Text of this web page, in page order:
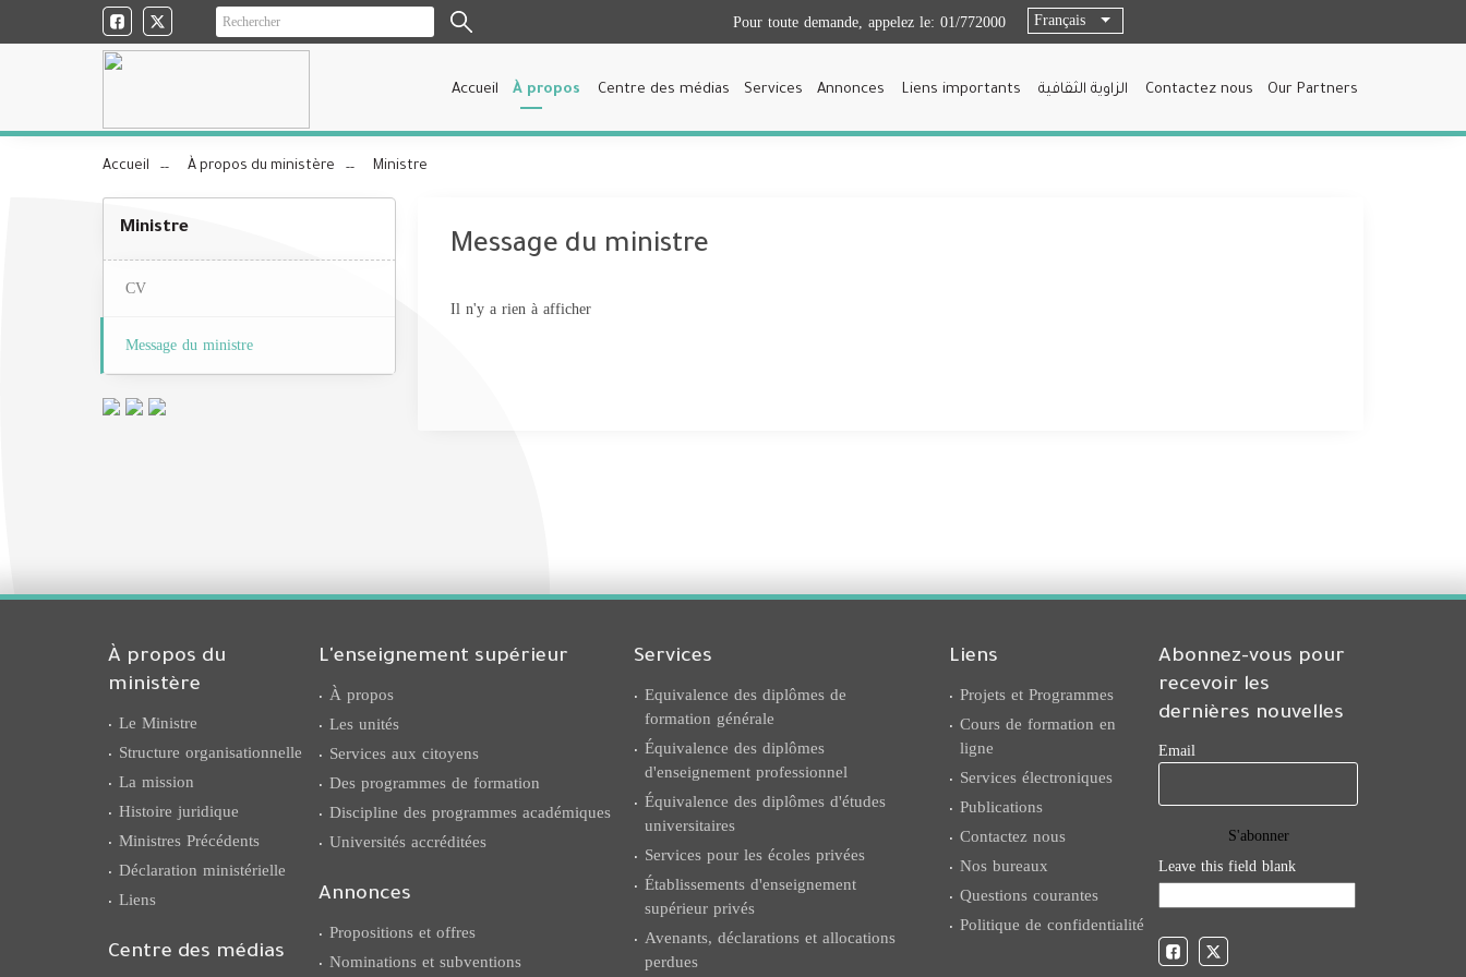
Pour toute demande, appelez le: 01/772000 Français List additional actions
Accueil À propos Centre des médias Services Annonces Liens importants الزاوية الثقافية Contactez nous Our Partners
Accueil À propos du ministère Ministre
Ministre
CV
Message du ministre
Message du ministre
Il n'y a rien à afficher
À propos du
ministère
Le Ministre
Structure organisationnelle
La mission
Histoire juridique
Ministres Précédents
Déclaration ministérielle
Liens
Centre des médias
L'enseignement supérieur
À propos
Les unités
Services aux citoyens
Des programmes de formation
Discipline des programmes académiques
Universités accréditées
Annonces
Propositions et offres
Nominations et subventions
Services
Equivalence des diplômes de
formation générale
Équivalence des diplômes
d'enseignement professionnel
Équivalence des diplômes d'études
universitaires
Services pour les écoles privées
Établissements d'enseignement
supérieur privés
Avenants, déclarations et allocations
perdues
Liens
Projets et Programmes
Cours de formation en
ligne
Services électroniques
Publications
Contactez nous
Nos bureaux
Questions courantes
Politique de confidentialité
Abonnez-vous pour
recevoir les
dernières nouvelles
Email
Leave this field blank